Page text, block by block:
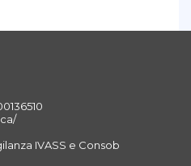
IVASS e Consob